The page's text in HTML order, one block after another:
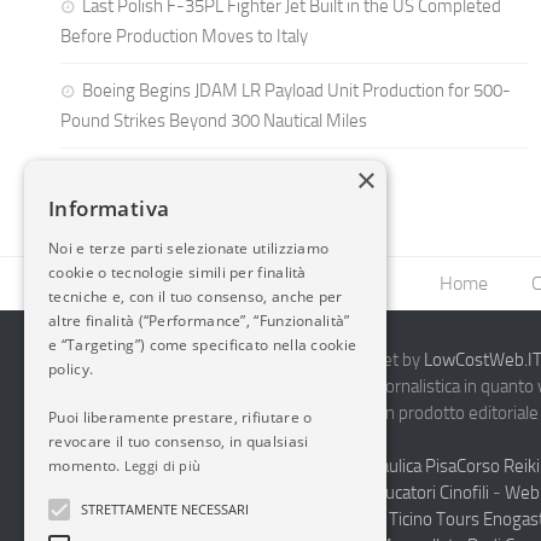
Last Polish F-35PL Fighter Jet Built in the US Completed
Before Production Moves to Italy
Boeing Begins JDAM LR Payload Unit Production for 500-
Pound Strikes Beyond 300 Nautical Miles
Home
2014-2026 AvioBlog - Creazione Siti Internet by
Questo blog non rappresenta una testata giornalistica in
periodicità. Non può pertanto considerarsi un prodotto
7.03.2001.Disclaimer Completo
Vendita Abbigliamento Sicurezza
Termoidraulica PisaCorso
Corsi Formazione Mediatori Felini Educatori Cinofili -
Andrologo ToscanaProgettare Casa Canton Ticino Tours
×
Informativa
Noi e terze parti selezionate utilizziamo
cookie o tecnologie simili per finalità
tecniche e, con il tuo consenso, anche per
altre finalità (“Performance”, “Funzionalità”
e “Targeting”) come specificato nella cookie
policy.
Puoi liberamente prestare, rifiutare o
revocare il tuo consenso, in qualsiasi
momento. Leggi di più
STRETTAMENTE NECESSARI